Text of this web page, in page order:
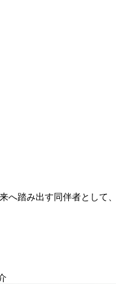
へ踏み出す同伴者として